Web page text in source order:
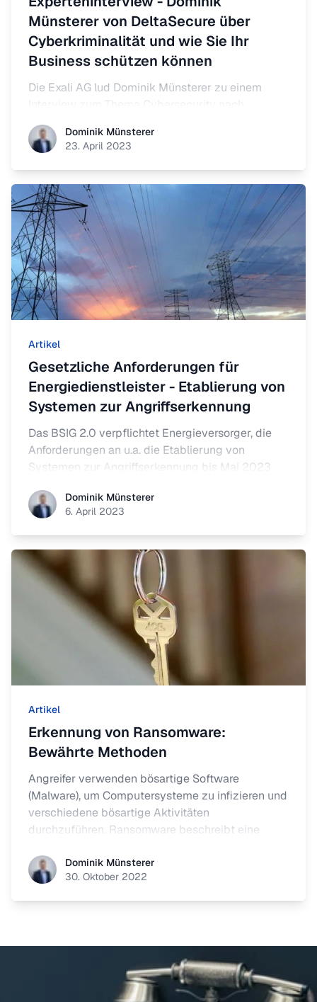
Münsterer von DeltaSecure über
Cyberkriminalität und wie Sie Ihr
Business schützen können
Die Exali AG lud Dominik Münsterer zu einem
Augsburg ein.
Dominik Münsterer
Dominik Münsterer
23. April 2023
Artikel
Gesetzliche Anforderungen für
Energiedienstleister - Etablierung von
Systemen zur Angriffserkennung
Das BSIG 2.0 verpflichtet Energieversorger, die
Anforderungen an u.a. die Etablierung von
Systemen zur Angriffserkennung bis Mai 2023
Energiedienstleister, die die Schwellenwerte für
KRITIS unterschreiten, bleiben nicht verschont.
Dominik Münsterer
Dominik Münsterer
6. April 2023
Artikel
Erkennung von Ransomware:
Bewährte Methoden
Angreifer verwenden bösartige Software
(Malware), um Computersysteme zu infizieren und
verschiedene bösartige Aktivitäten
durchzuführen. Ransomware beschreibt eine
Computersysteme zu infizieren, Dateien zu
verschlüsseln und dann Lösegeld im Austausch
für Entschlüsselungsschlüssel zu verlangen.
erfolgen.
Dominik Münsterer
Dominik Münsterer
30. Oktober 2022